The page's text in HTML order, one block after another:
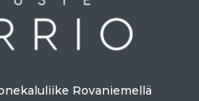
Rovaniemellä